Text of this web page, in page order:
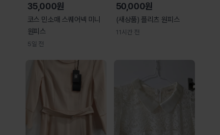
35,000원
코스 민소매 스퀘어넥 미니
원피스
5일 전
50,000원
(새상품) 플리츠 원피스
11시간 전